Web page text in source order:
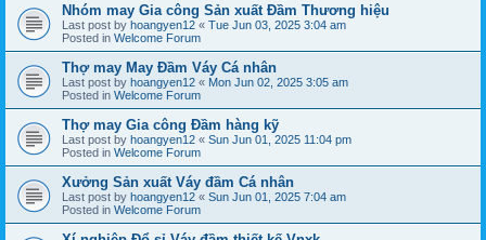
Nhóm may Gia công Sản xuất Đầm Thương hiệu
Last post by hoangyen12 « Tue Jun 03, 2025 3:04 am
Posted in Welcome Forum
Thợ may May Đầm Váy Cá nhân
Last post by hoangyen12 « Mon Jun 02, 2025 3:05 am
Posted in Welcome Forum
Thợ may Gia công Đầm hàng kỹ
Last post by hoangyen12 « Sun Jun 01, 2025 11:04 pm
Posted in Welcome Forum
Xưởng Sản xuất Váy đầm Cá nhân
Last post by hoangyen12 « Sun Jun 01, 2025 7:04 am
Posted in Welcome Forum